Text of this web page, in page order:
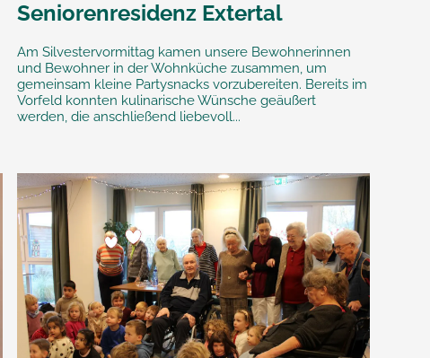
Seniorenresidenz Extertal
Am Silvestervormittag kamen unsere Bewohnerinnen
und Bewohner in der Wohnküche zusammen, um
gemeinsam kleine Partysnacks vorzubereiten. Bereits im
Vorfeld konnten kulinarische Wünsche geäußert
werden, die anschließend liebevoll...